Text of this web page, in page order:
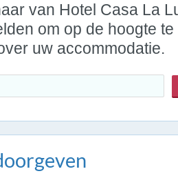
van Hotel Casa La
om op de hoogte
uw accommodatie.